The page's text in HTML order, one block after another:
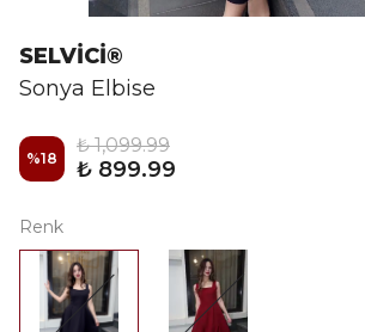
SELVİCİ®
Sonya Elbise
%18
₺ 1,099.99
₺ 899.99
Renk